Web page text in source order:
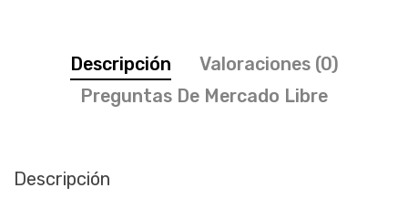
Descripción
Valoraciones (0)
Preguntas De Mercado Libre
Descripción